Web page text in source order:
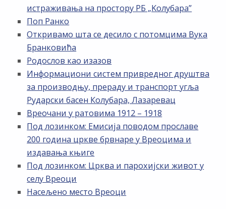
истраживања на простору РБ „Kолубара”
Поп Ранко
Откривамо шта се десило с потомцима Вука
Бранковића
Родослов као изазов
Информациони систем привредног друштва
за производњу, прераду и транспорт угља
Рударски басен Колубара, Лазаревац
Вреочани у ратовима 1912 – 1918
Под лозинком: Емисија поводом прославе
200 година цркве брвнаре у Вреоцима и
издавања књиге
Под лозинком: Црква и парохијски живот у
селу Вреоци
Насељено место Вреоци